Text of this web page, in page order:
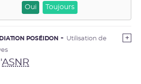
Oui Toujours
POSÉIDON
Utilisation de
ASNR